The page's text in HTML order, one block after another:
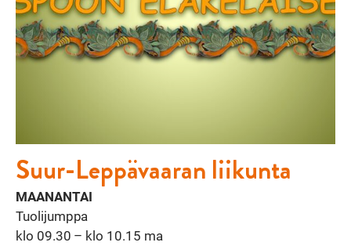
Suur-Leppävaaran liikunta
MAANANTAI
Tuolijumppa
klo 09.30 – klo 10.15 ma